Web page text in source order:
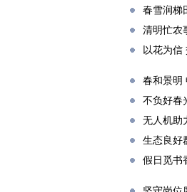
春雪润梯
清明忙农
以花为信
春和景明
不负好春
无人机助
生态良好
假日觅书